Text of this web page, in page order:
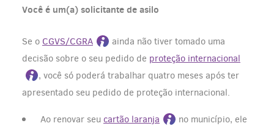
Você é um(a) solicitante de asilo
Se o CGVS/CGRA
ainda não tiver tomado uma
decisão sobre o seu pedido de proteção internacional
, você só poderá trabalhar quatro meses após ter
apresentado seu pedido de proteção internacional.
Ao renovar seu cartão laranja
no município, ele